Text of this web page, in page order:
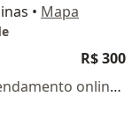
• Mapa
R$ 300
Esse especialista não oferece agendamento online para esse endereço.